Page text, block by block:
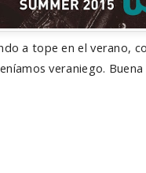
a tope en el verano,
veraniego.